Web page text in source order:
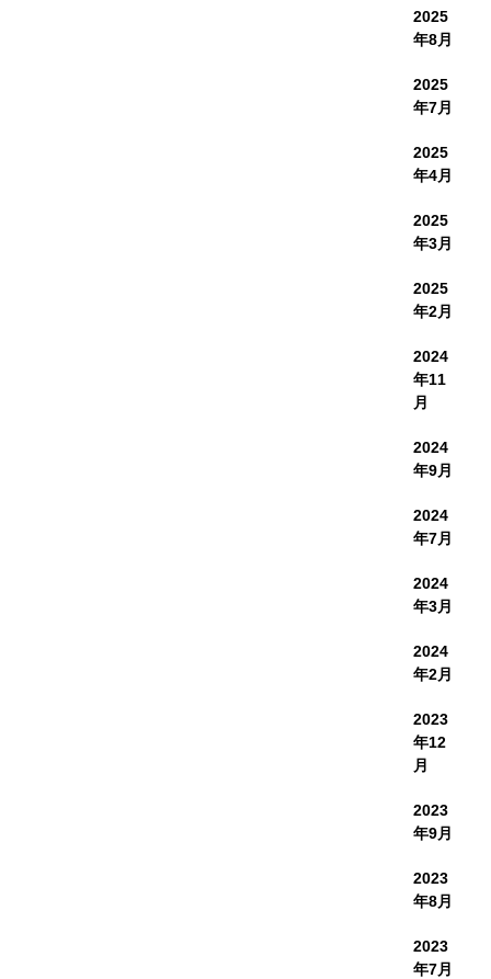
2025
年8月
2025
年7月
2025
年4月
2025
年3月
2025
年2月
2024
年11
月
2024
年9月
2024
年7月
2024
年3月
2024
年2月
2023
年12
月
2023
年9月
2023
年8月
2023
年7月